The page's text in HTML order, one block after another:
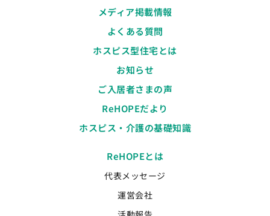
メディア掲載情報
よくある質問
ホスピス型住宅とは
お知らせ
ご入居者さまの声
ReHOPEだより
ホスピス・介護の基礎知識
ReHOPEとは
代表メッセージ
運営会社